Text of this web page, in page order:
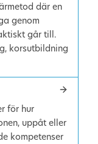
där en
genom
går till.
korsutbildning
för hur
uppåt eller
kompetenser